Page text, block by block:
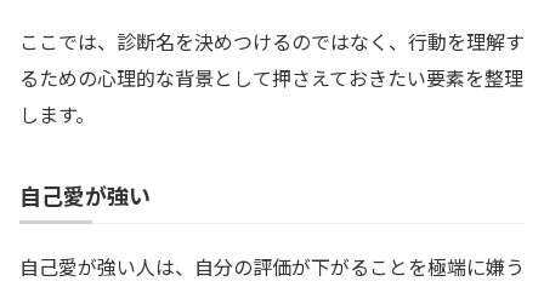
ここでは、診断名を決めつけるのではなく、行動を理解す
るための心理的な背景として押さえておきたい要素を整理
します。
自己愛が強い
自己愛が強い人は、自分の評価が下がることを極端に嫌う